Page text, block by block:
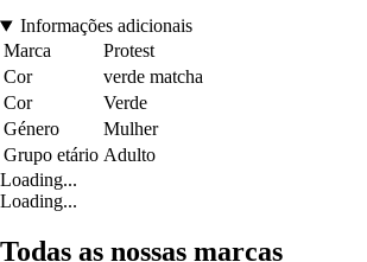
Informações adicionais
Marca
Protest
Cor
verde matcha
Cor
Verde
Género
Mulher
Grupo etário Adulto
Loading...
Loading...
Todas as nossas marcas